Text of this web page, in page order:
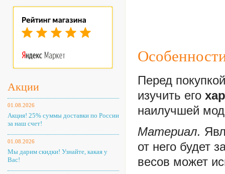
Акции
01.08.2026
Акция! 25% суммы доставки по России
за наш счет!
01.08.2026
Мы дарим скидки! Узнайте, какая у
Вас!
Перед
изучить его
наилучшей
Материал.
от него будет
весов может